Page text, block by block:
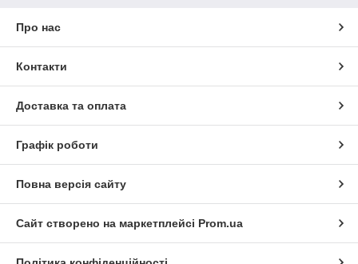
Про нас
Контакти
Доставка та оплата
Графік роботи
Повна версія сайту
Сайт створено на маркетплейсі Prom.ua